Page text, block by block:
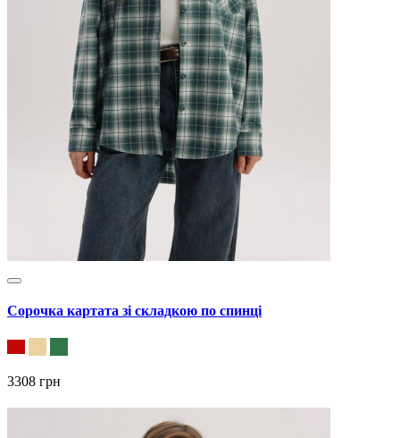
Сорочка картата зі складкою по спинці
3308 грн